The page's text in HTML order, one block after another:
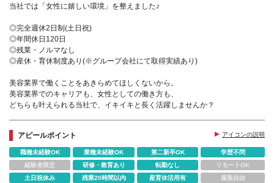
当社では「女性に嬉しい環境」を整えました♪
◎完全週休2日制(土日祝)
◎年間休日120日
◎残業・ノルマなし
◎産休・育休制度あり(※グループ会社にて取得実績あり)
美容業界で働くことをあきらめてほしくないから。
美容業界でのキャリアも、女性としての働き方も、
どちらも叶えられる当社で、イキイキと長く活躍しませんか？
アピールポイント アイコンの説明
職種未経験OK 業種未経験OK 第二新卒OK
学歴不問
経験者限定
研修・教育あり 転勤なし
リモートOK
土日祝休み
残業20時間以内 産育休活用有
服装自由